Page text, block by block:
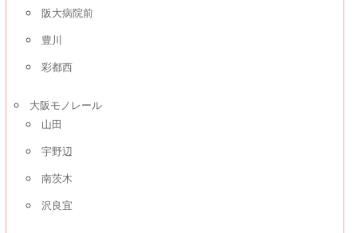
阪大病院前
豊川
彩都西
大阪モノレール
山田
宇野辺
南茨木
沢良宜